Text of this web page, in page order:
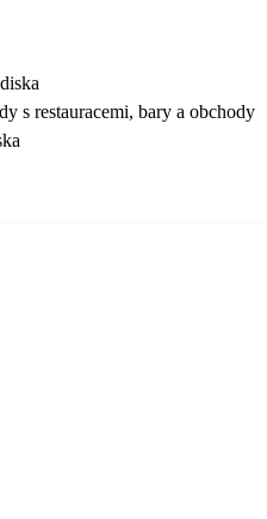
s restauracemi, bary a obchody